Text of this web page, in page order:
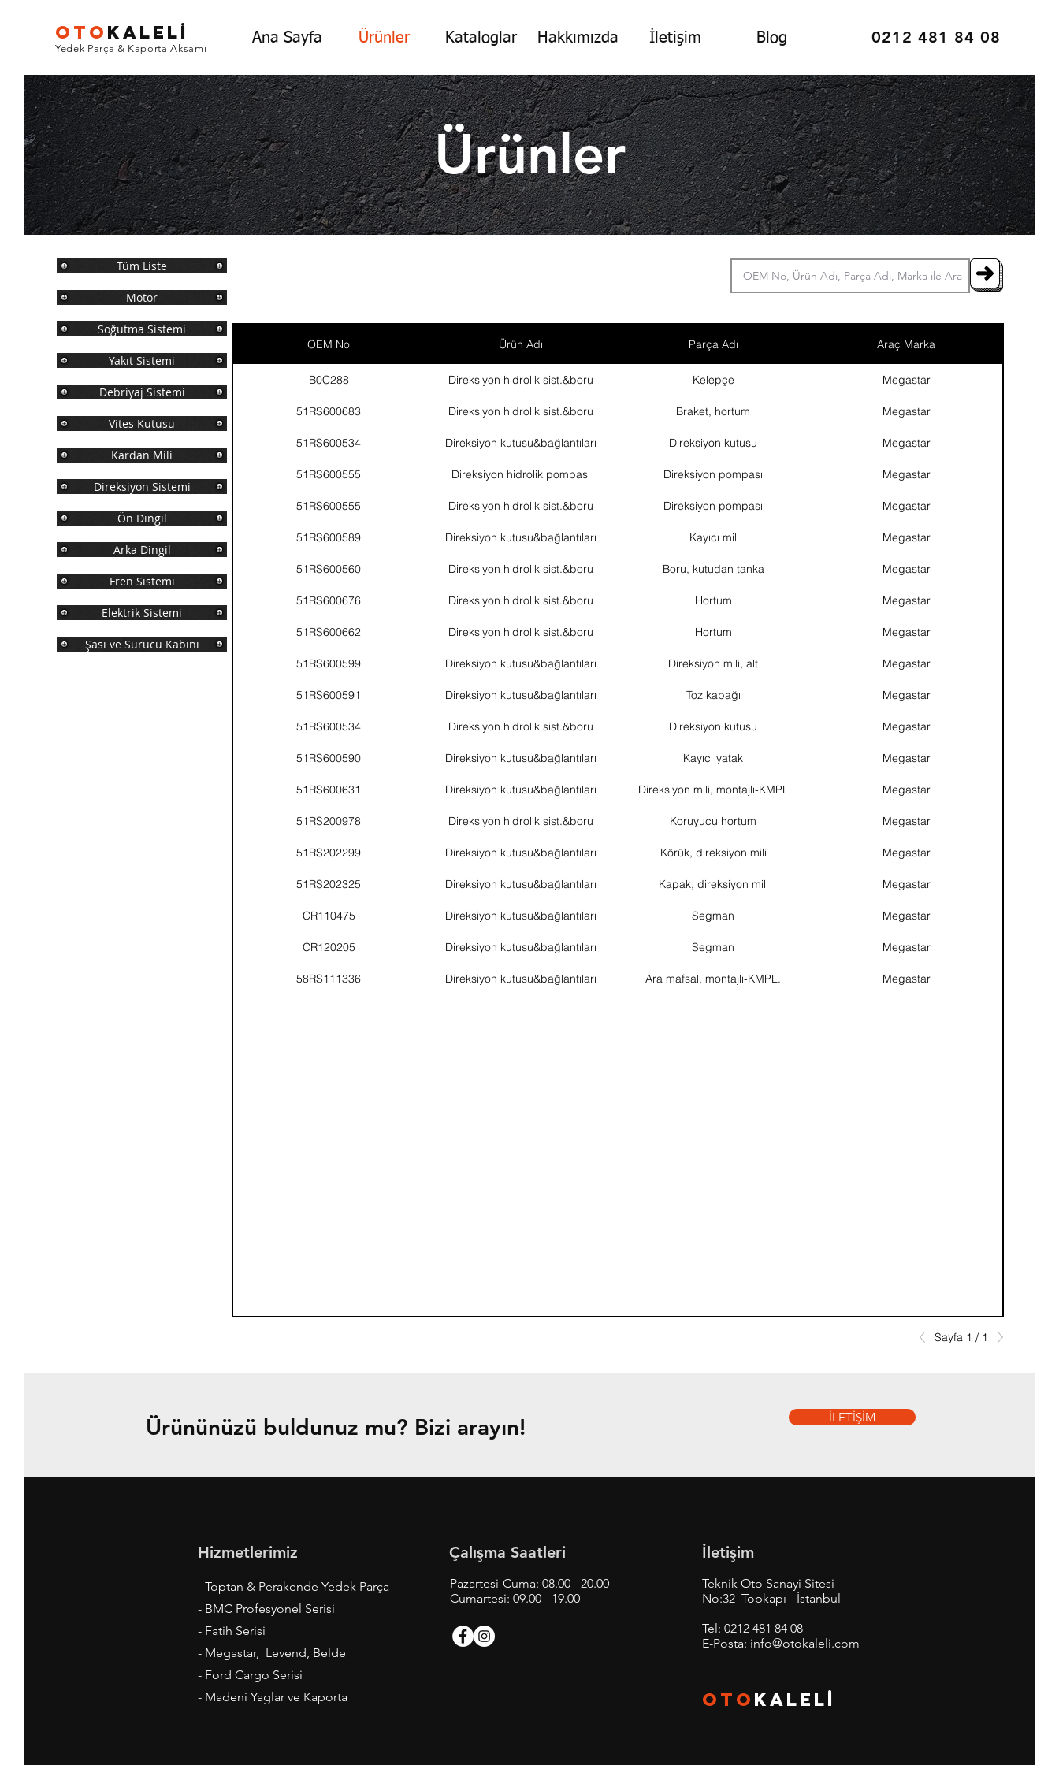
Ana Sayfa Ürünler Kataloglar Hakkımızda İletişim Blog
OTO KALELİ 0212 481 84 08
Yedek Parça & Kaporta Aksamı
Ürünler
OEM No Ürün Adı Parça Adı Araç Marka
B0C288 Direksiyon hidrolik sist.&boru Kelepçe Megastar
51RS600683 Direksiyon hidrolik sist.&boru Braket, hortum Megastar
51RS600534 Direksiyon kutusu&bağlantıları Direksiyon kutusu Megastar
51RS600555 Direksiyon hidrolik pompası Direksiyon pompası Megastar
51RS600555 Direksiyon hidrolik sist.&boru Direksiyon pompası Megastar
51RS600589 Direksiyon kutusu&bağlantıları Kayıcı mil Megastar
51RS600560 Direksiyon hidrolik sist.&boru Boru, kutudan tanka Megastar
51RS600676 Direksiyon hidrolik sist.&boru Hortum Megastar
51RS600662 Direksiyon hidrolik sist.&boru Hortum Megastar
51RS600599 Direksiyon kutusu&bağlantıları Direksiyon mili, alt Megastar
51RS600591 Direksiyon kutusu&bağlantıları Toz kapağı Megastar
51RS600534 Direksiyon hidrolik sist.&boru Direksiyon kutusu Megastar
51RS600590 Direksiyon kutusu&bağlantıları Kayıcı yatak Megastar
51RS600631 Direksiyon kutusu&bağlantıları Direksiyon mili, montajlı-KMPL Megastar
51RS200978 Direksiyon hidrolik sist.&boru Koruyucu hortum Megastar
51RS202299 Direksiyon kutusu&bağlantıları Körük, direksiyon mili Megastar
51RS202325 Direksiyon kutusu&bağlantıları Kapak, direksiyon mili Megastar
CR110475 Direksiyon kutusu&bağlantıları Segman Megastar
CR120205 Direksiyon kutusu&bağlantıları Segman Megastar
58RS111336 Direksiyon kutusu&bağlantıları Ara mafsal, montajlı-KMPL. Megastar
Sayfa 1 / 1
Tüm Liste
Motor
Soğutma Sistemi
Yakıt Sistemi
Debriyaj Sistemi
Vites Kutusu
Kardan Mili
Direksiyon Sistemi
Ön Dingil
Arka Dingil
Fren Sistemi
Elektrik Sistemi
Şasi ve Sürücü Kabini
Ürününüzü buldunuz mu? Bizi arayın! İLETİŞİM
Hizmetlerimiz
- Toptan & Perakende Yedek Parça
- BMC Profesyonel Serisi
- Fatih Serisi
- Megastar, Levend, Belde
- Ford Cargo Serisi
- Madeni Yaglar ve Kaporta
Çalışma Saatleri
Pazartesi-Cuma: 08.00 - 20.00
Cumartesi: 09.00 - 19.00
İletişim
Teknik Oto Sanayi Sitesi
No:32 Topkapı - İstanbul
Tel: 0212 481 84 08
E-Posta: info@otokaleli.com
OTO KALELİ